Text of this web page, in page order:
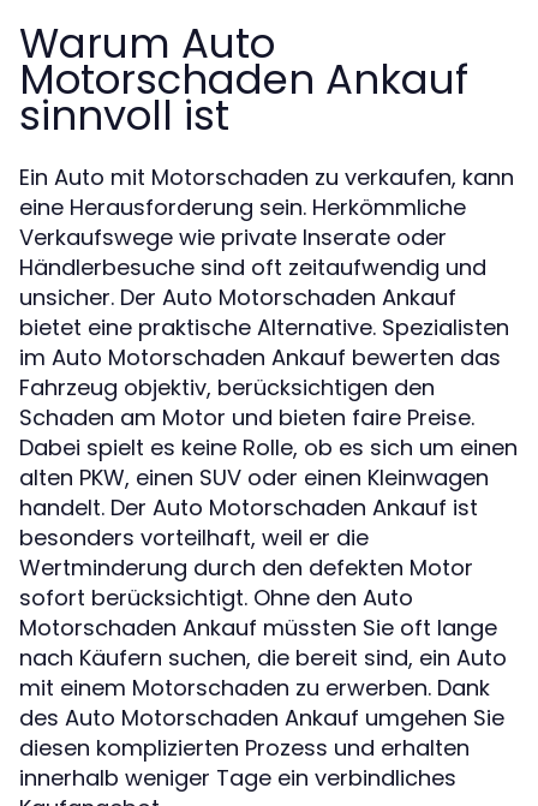
Warum Auto
Motorschaden Ankauf
sinnvoll ist
Ein Auto mit Motorschaden zu verkaufen, kann
eine Herausforderung sein. Herkömmliche
Verkaufswege wie private Inserate oder
Händlerbesuche sind oft zeitaufwendig und
unsicher. Der Auto Motorschaden Ankauf
bietet eine praktische Alternative. Spezialisten
im Auto Motorschaden Ankauf bewerten das
Fahrzeug objektiv, berücksichtigen den
Schaden am Motor und bieten faire Preise.
Dabei spielt es keine Rolle, ob es sich um einen
alten PKW, einen SUV oder einen Kleinwagen
handelt. Der Auto Motorschaden Ankauf ist
besonders vorteilhaft, weil er die
Wertminderung durch den defekten Motor
sofort berücksichtigt. Ohne den Auto
Motorschaden Ankauf müssten Sie oft lange
nach Käufern suchen, die bereit sind, ein Auto
mit einem Motorschaden zu erwerben. Dank
des Auto Motorschaden Ankauf umgehen Sie
diesen komplizierten Prozess und erhalten
innerhalb weniger Tage ein verbindliches